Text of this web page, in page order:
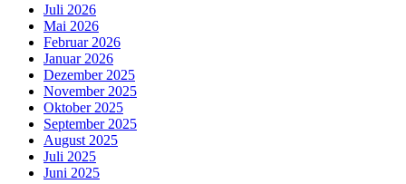
Juli 2026
Mai 2026
Februar 2026
Januar 2026
Dezember 2025
November 2025
Oktober 2025
September 2025
August 2025
Juli 2025
Juni 2025